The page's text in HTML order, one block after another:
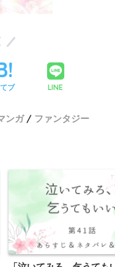
ブ LINE
ンガ
ファンタジー